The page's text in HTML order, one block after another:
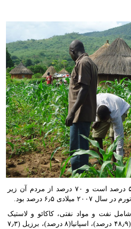
نرخ بیکاری در این کشور ۵٫۸ درصد است و ۷۰ درصد از مردم آن زیر
۶٫۵ درصد بود.
نفت و مواد نفتی، کاکائو و لاستیک
است که به کشورهای آمریکا (۴۸٫۹ درصد)، اسپانیا(۸ درصد)، برزیل (۷٫۳